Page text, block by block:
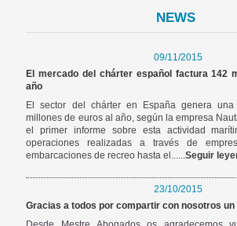
NEWS
09/11/2015
El mercado del chárter español factura 142
año
El sector del chárter en España genera
millones de euros al año, según la empresa
el primer informe sobre esta actividad
operaciones realizadas a través de
embarcaciones de recreo hasta el......Seguir
23/10/2015
Gracias a todos por compartir con nosotros